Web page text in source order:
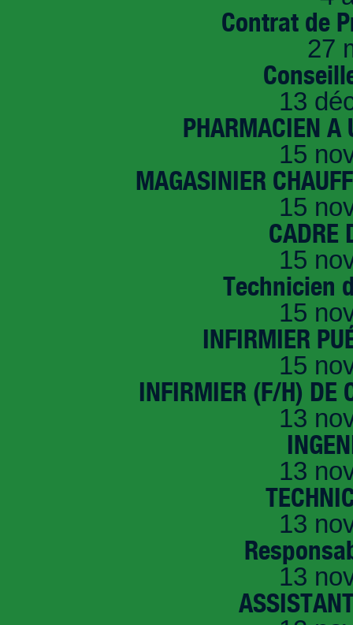
Contrat de
27
13
PHARMACIEN A
15
MAGASINIER
15
CADRE
15
Technicien
15
INFIRMIER
15
INFIRMIER (F/H) DE
13
13
13
13